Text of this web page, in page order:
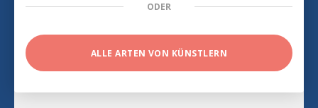
ODER
ALLE ARTEN VON KÜNSTLERN